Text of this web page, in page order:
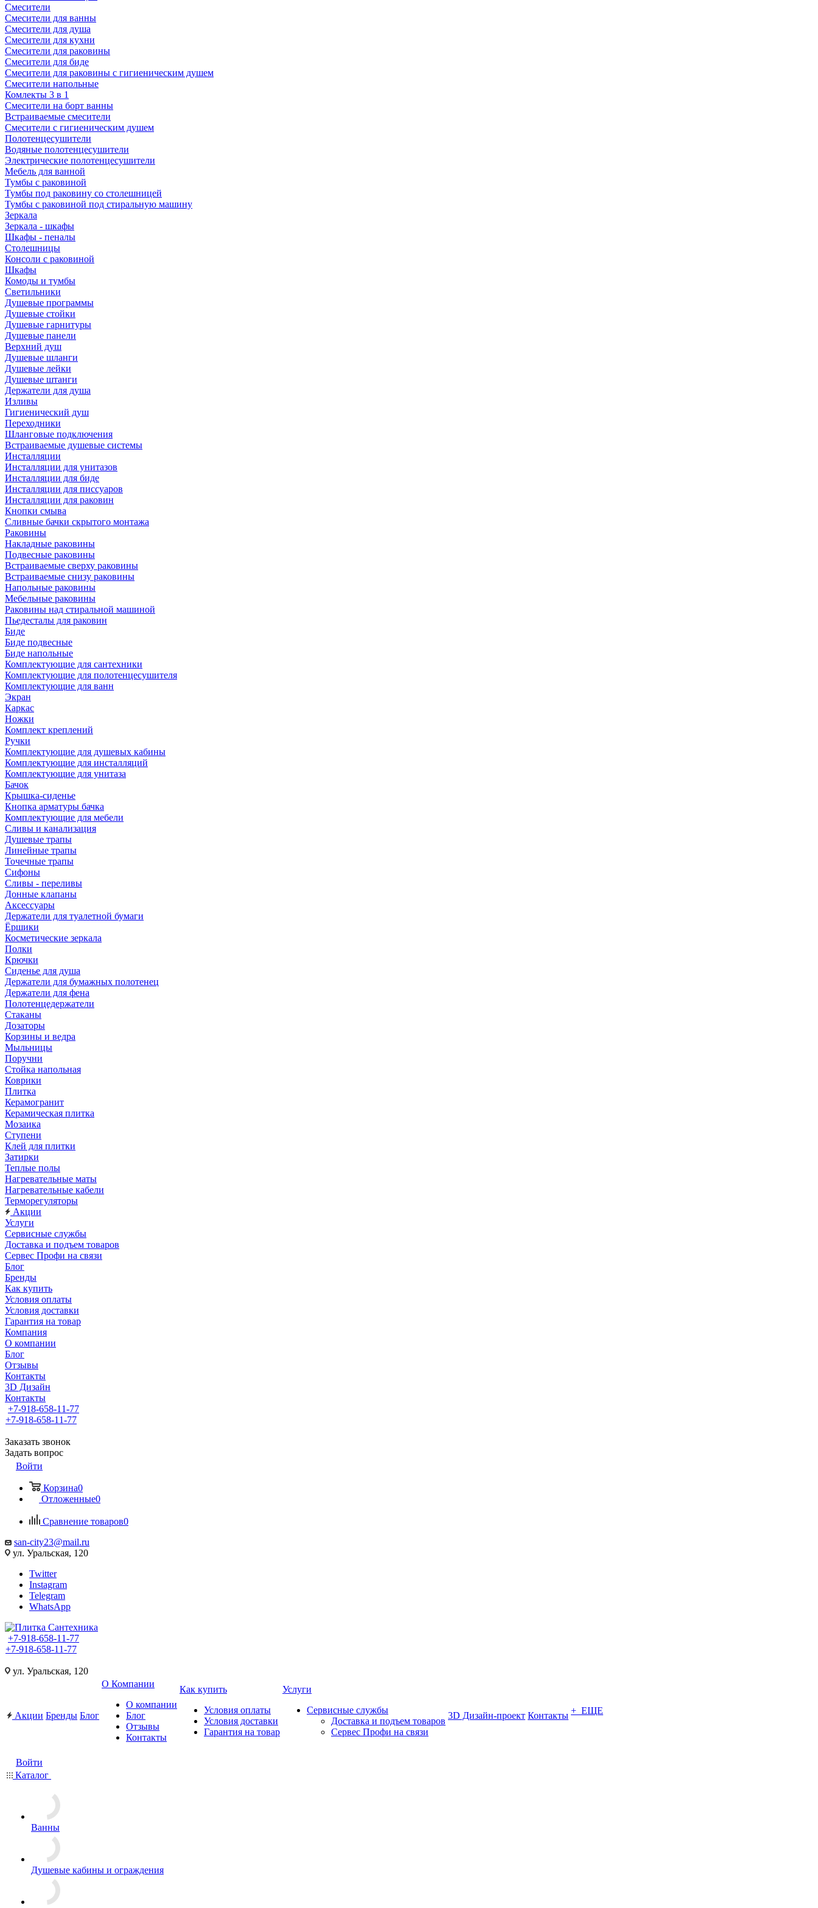
Смесители
Смесители для ванны
Смесители для душа
Смесители для кухни
Смесители для раковины
Смесители для биде
Смесители для раковины с гигиеническим душем
Смесители напольные
Комлекты 3 в 1
Смесители на борт ванны
Встраиваемые смесители
Смесители с гигиеническим душем
Полотенцесушители
Водяные полотенцесушители
Электрические полотенцесушители
Мебель для ванной
Тумбы с раковиной
Тумбы под раковину со столешницей
Тумбы с раковиной под стиральную машину
Зеркала
Зеркала - шкафы
Шкафы - пеналы
Столешницы
Консоли с раковиной
Шкафы
Комоды и тумбы
Светильники
Душевые программы
Душевые стойки
Душевые гарнитуры
Душевые панели
Верхний душ
Душевые шланги
Душевые лейки
Душевые штанги
Держатели для душа
Изливы
Гигиенический душ
Переходники
Шланговые подключения
Встраиваемые душевые системы
Инсталляции
Инсталляции для унитазов
Инсталляции для биде
Инсталляции для писсуаров
Инсталляции для раковин
Кнопки смыва
Сливные бачки скрытого монтажа
Раковины
Накладные раковины
Подвесные раковины
Встраиваемые сверху раковины
Встраиваемые снизу раковины
Напольные раковины
Мебельные раковины
Раковины над стиральной машиной
Пьедесталы для раковин
Биде
Биде подвесные
Биде напольные
Комплектующие для сантехники
Комплектующие для полотенцесушителя
Комплектующие для ванн
Экран
Каркас
Ножки
Комплект креплений
Ручки
Комплектующие для душевых кабины
Комплектующие для инсталляций
Комплектующие для унитаза
Бачок
Крышка-сиденье
Кнопка арматуры бачка
Комплектующие для мебели
Сливы и канализация
Душевые трапы
Линейные трапы
Точечные трапы
Сифоны
Сливы - переливы
Донные клапаны
Аксессуары
Держатели для туалетной бумаги
Ёршики
Косметические зеркала
Полки
Крючки
Сиденье для душа
Держатели для бумажных полотенец
Держатели для фена
Полотенцедержатели
Стаканы
Дозаторы
Корзины и ведра
Мыльницы
Поручни
Стойка напольная
Коврики
Плитка
Керамогранит
Керамическая плитка
Мозаика
Ступени
Клей для плитки
Затирки
Теплые полы
Нагревательные маты
Нагревательные кабели
Терморегуляторы
Акции
Услуги
Сервисные службы
Доставка и подъем товаров
Сервес Профи на связи
Блог
Бренды
Как купить
Условия оплаты
Условия доставки
Гарантия на товар
Компания
О компании
Блог
Отзывы
Контакты
3D Дизайн
Контакты
+7-918-658-11-77
+7-918-658-11-77
Заказать звонок
Задать вопрос
Войти
Корзина0
Отложенные0
Сравнение товаров0
san-city23@mail.ru
ул. Уральская, 120
Twitter
Instagram
Telegram
WhatsApp
+7-918-658-11-77
+7-918-658-11-77
ул. Уральская, 120
Акции Бренды Блог
О Компании
О компании
Блог
Отзывы
Контакты
Как купить
Условия оплаты
Условия доставки
Гарантия на товар
Услуги
Сервисные службы
Доставка и подъем товаров
Сервес Профи на связи
3D Дизайн-проект Контакты + ЕЩЕ
Войти
Каталог
Ванны
Душевые кабины и ограждения